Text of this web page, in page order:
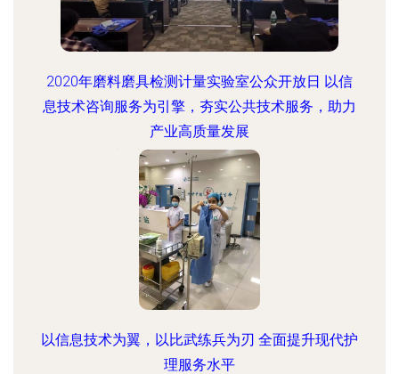
2020年磨料磨具检测计量实验室公众开放日 以信
息技术咨询服务为引擎，夯实公共技术服务，助力
产业高质量发展
更新时间：2026-08-06 23:14:04
以信息技术为翼，以比武练兵为刃 全面提升现代护
理服务水平